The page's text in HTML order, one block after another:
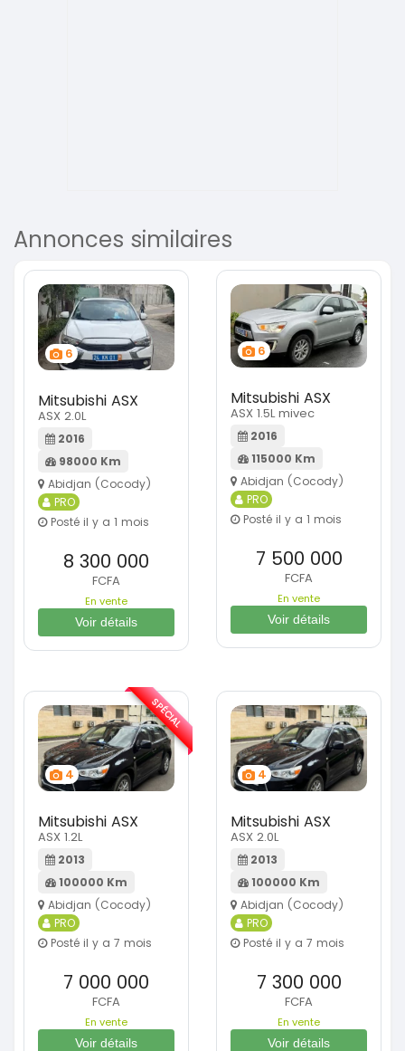
Annonces similaires
6
Mitsubishi ASX
ASX 2.0L
2016
98000 Km
Abidjan (Cocody)
PRO
Posté il y a 1 mois
8 300 000
FCFA
En vente
Voir détails
6
Mitsubishi ASX
ASX 1.5L mivec
2016
115000 Km
Abidjan (Cocody)
PRO
Posté il y a 1 mois
7 500 000
FCFA
En vente
Voir détails
4
Mitsubishi ASX
ASX 1.2L
2013
100000 Km
Abidjan (Cocody)
PRO
Posté il y a 7 mois
7 000 000
FCFA
En vente
Voir détails
SPÉCIAL
4
Mitsubishi ASX
ASX 2.0L
2013
100000 Km
Abidjan (Cocody)
PRO
Posté il y a 7 mois
7 300 000
FCFA
En vente
Voir détails